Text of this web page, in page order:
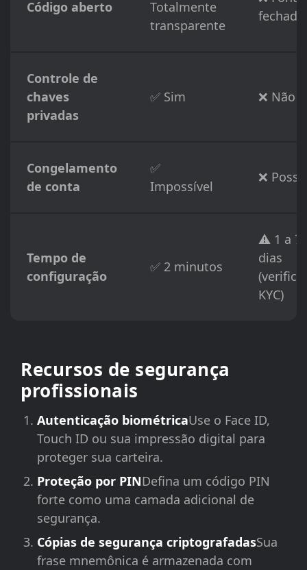
Código aberto
Totalmente
transparente
fechada
Controle de
chaves
privadas
✅ Sim ❌ Não
Congelamento
de conta
✅
Impossível
❌
Tempo de
configuração
✅ 2 minutos
⚠️ 1 a 7
dias
KYC)
Recursos de segurança
profissionais
Autenticação biométricaUse o Face ID,
Touch ID ou sua impressão digital para
proteger sua carteira.
Proteção por PINDefina um código PIN
forte como uma camada adicional de
segurança.
Cópias de segurança criptografadasSua
frase mnemônica é armazenada com